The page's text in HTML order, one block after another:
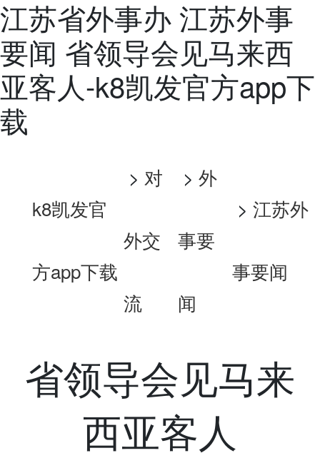
江苏省外事办 江苏外事
要闻 省领导会见马来西
亚客人-k8凯发官方app下
载
k8凯发官
方app下载
> 对
外交
流
> 外
事要
闻
> 江苏外
事要闻
省领导会见马来
西亚客人